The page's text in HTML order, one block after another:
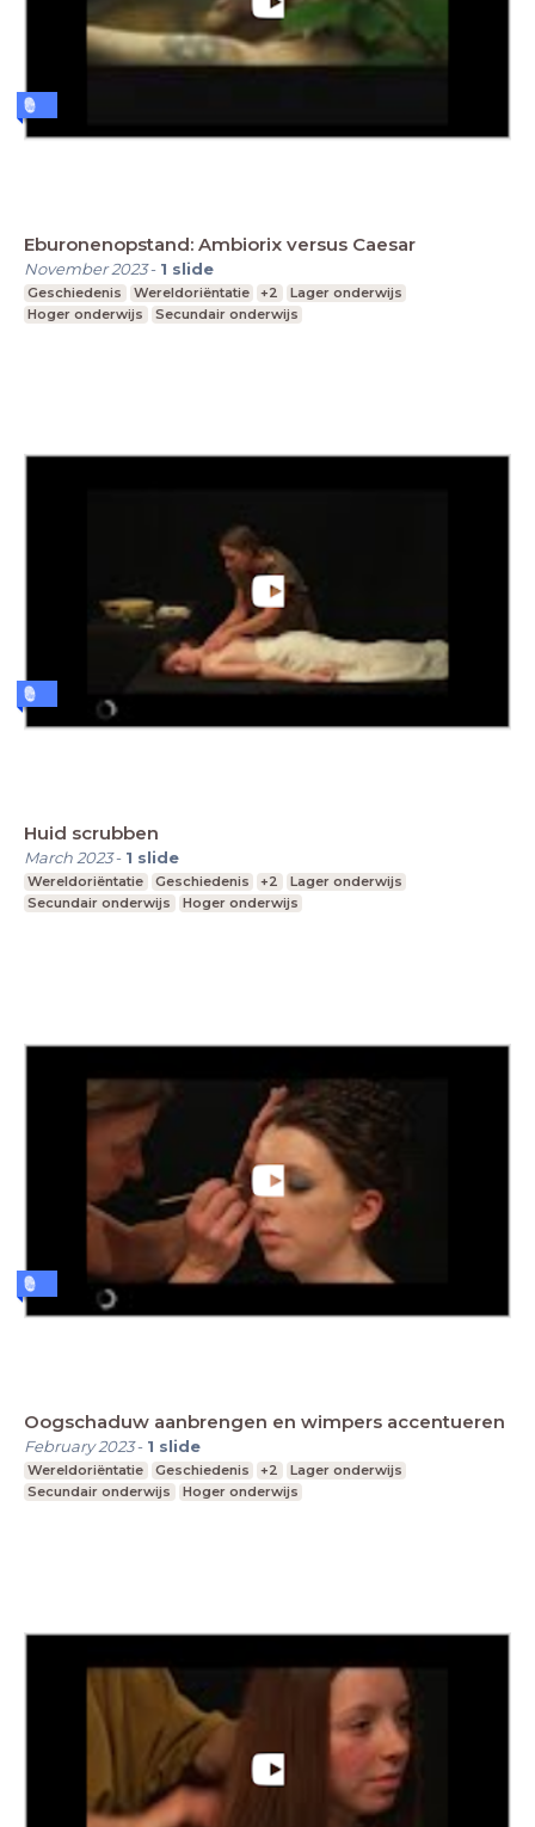
Eburonenopstand: Ambiorix versus Caesar
November 2023- 1 slide
Geschiedenis Wereldoriëntatie +2
Lager onderwijs
Hoger onderwijs
Secundair onderwijs
Huid scrubben
March 2023- 1 slide
Wereldoriëntatie Geschiedenis +2
Lager onderwijs
Secundair onderwijs
Hoger onderwijs
Oogschaduw aanbrengen en wimpers accentueren
February 2023- 1 slide
Wereldoriëntatie Geschiedenis +2
Lager onderwijs
Secundair onderwijs
Hoger onderwijs